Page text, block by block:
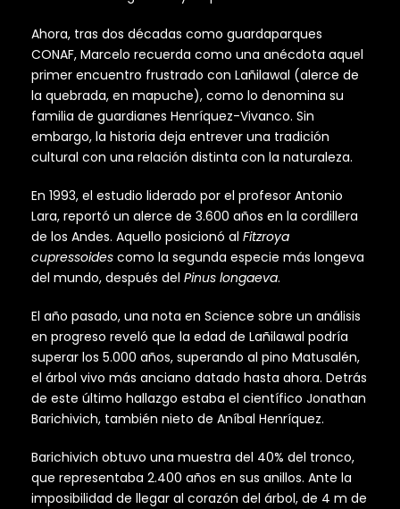
Ahora, tras dos décadas como guardaparques
CONAF, Marcelo recuerda como una anécdota aquel
primer encuentro frustrado con Lañilawal (alerce de
la quebrada, en mapuche), como lo denomina su
familia de guardianes Henríquez-Vivanco. Sin
embargo, la historia deja entrever una tradición
cultural con una relación distinta con la naturaleza.
En 1993, el estudio liderado por el profesor Antonio
Lara, reportó un alerce de 3.600 años en la cordillera
de los Andes. Aquello posicionó al Fitzroya
cupressoides como la segunda especie más longeva
del mundo, después del Pinus longaeva.
El año pasado, una nota en Science sobre un análisis
en progreso reveló que la edad de Lañilawal podría
superar los 5.000 años, superando al pino Matusalén,
el árbol vivo más anciano datado hasta ahora. Detrás
de este último hallazgo estaba el científico Jonathan
Barichivich, también nieto de Aníbal Henríquez.
Barichivich obtuvo una muestra del 40% del tronco,
que representaba 2.400 años en sus anillos. Ante la
imposibilidad de llegar al corazón del árbol, de 4 m de